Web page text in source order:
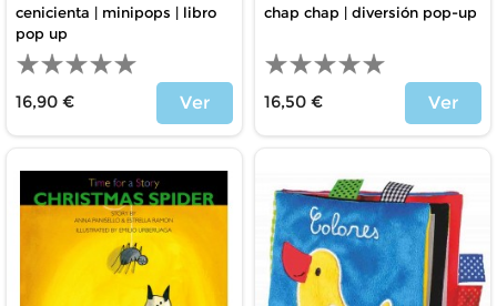
cenicienta | minipops | libro
pop up
16,90 €
Ver
chap chap | diversión pop-up
16,50 €
Ver